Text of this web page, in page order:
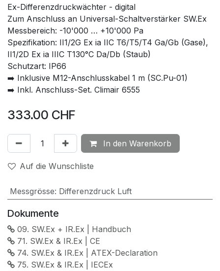
Ex-Differenzdruckwächter - digital
Zum Anschluss an Universal-Schaltverstärker SW.Ex
Messbereich: -10'000 … +10'000 Pa
Spezifikation: II1/2G Ex ia IIC T6/T5/T4 Ga/Gb (Gase),
II1/2D Ex ia IIIC T130°C Da/Db (Staub)
Schutzart: IP66
➡️ Inklusive M12-Anschlusskabel 1 m (SC.Pu-01)
➡️ Inkl. Anschluss-Set. Climair 6555
333.00 CHF
In den Warenkorb
Auf die Wunschliste
Messgrösse: Differenzdruck Luft
Dokumente
09. SW.Ex + IR.Ex | Handbuch
71. SW.Ex & IR.Ex | CE
74. SW.Ex & IR.Ex | ATEX-Declaration
75. SW.Ex & IR.Ex | IECEx